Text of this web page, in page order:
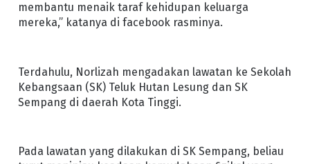
membantu menaik taraf kehidupan keluarga
mereka,” katanya di facebook rasminya.
Terdahulu, Norlizah mengadakan lawatan ke Sekolah
Kebangsaan (SK) Teluk Hutan Lesung dan SK
Sempang di daerah Kota Tinggi.
Pada lawatan yang dilakukan di SK Sempang, beliau